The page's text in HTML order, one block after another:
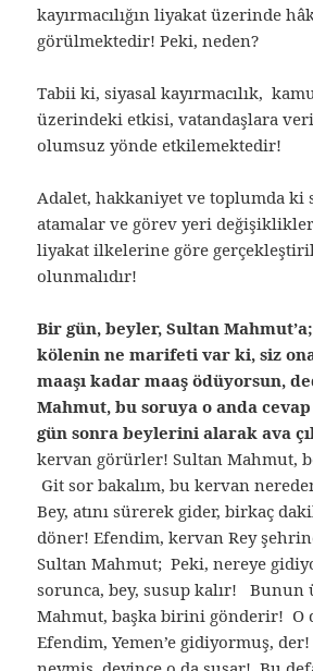
kayırmacılığın liyakat üzerinde
görülmektedir! Peki, neden?
Tabii ki, siyasal kayırmacılık,
üzerindeki etkisi, vatandaşlara
olumsuz yönde etkilemektedir!
Adalet, hakkaniyet ve toplumda ki
atamalar ve görev yeri
liyakat ilkelerine göre
olunmalıdır!
Bir gün, beyler, Sultan
kölenin ne marifeti var ki, siz
maaşı kadar maaş ödüyorsun,
Mahmut, bu soruya o anda
gün sonra beylerini alarak ava
kervan görürler! Sultan Mahmut,
Git sor bakalım, bu kervan
Bey, atını sürerek gider, birkaç
döner! Efendim, kervan Rey
Sultan Mahmut; Peki, nereye
sorunca, bey, susup kalır! Bunun
Mahmut, başka birini gönderir! O
Efendim, Yemen’e gidiyormuş,